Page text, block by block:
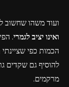
ועוד משהו שחשוב
ואינו יציב לגמרי.
להוסיף גם שקדים
מרקמים.